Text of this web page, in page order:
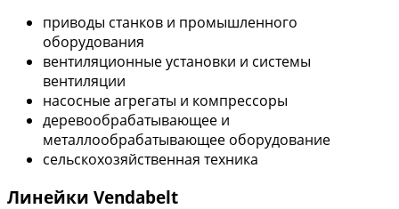
приводы станков и промышленного
оборудования
вентиляционные установки и системы
вентиляции
насосные агрегаты и компрессоры
деревообрабатывающее и
металлообрабатывающее оборудование
сельскохозяйственная техника
Линейки Vendabelt